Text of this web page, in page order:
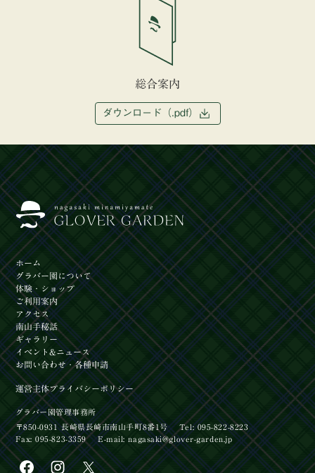
【イベント】長崎居留地まつり2026開催！
総合案内
ダウンロード（.pdf）
ホーム
グラバー園 について
体験・ショップ
ご利用案内
アクセス
南山手秘話
ギャラリー
イベント &ニュース
お問い合わせ・各種申請
運営主体プライバシーポリシー
グラバー園管理事務所
〒850-0931 長崎県長崎市南山手町8番1号 Tel: 095-822-8223
Fax: 095-823-3359 E-mail:nagasaki@glover-garden.jp